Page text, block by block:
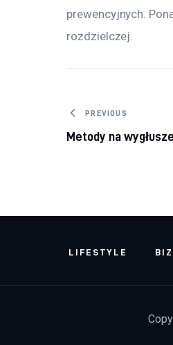
prewencyjnych.
rozdzielczej.
Nawigacja
PREVIOUS
Metody na
LIFESTYLE